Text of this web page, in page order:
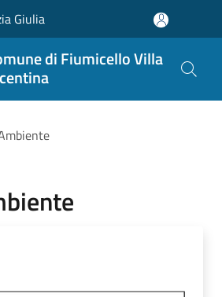
Giulia
di Fiumicello Villa